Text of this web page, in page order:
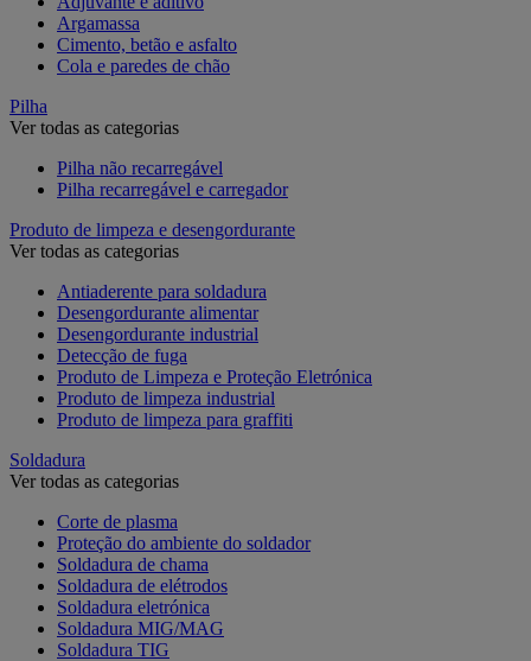
Argamassa
Cimento, betão e asfalto
Cola e paredes de chão
Pilha
Ver todas as categorias
Pilha não recarregável
Pilha recarregável e carregador
Produto de limpeza e desengordurante
Ver todas as categorias
Antiaderente para soldadura
Desengordurante alimentar
Desengordurante industrial
Detecção de fuga
Produto de Limpeza e Proteção Eletrónica
Produto de limpeza industrial
Produto de limpeza para graffiti
Soldadura
Ver todas as categorias
Corte de plasma
Proteção do ambiente do soldador
Soldadura de chama
Soldadura de elétrodos
Soldadura eletrónica
Soldadura MIG/MAG
Soldadura TIG